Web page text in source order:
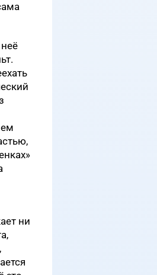
ни